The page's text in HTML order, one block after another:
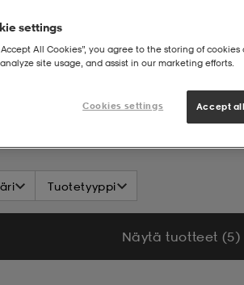
Tuotetyyppi
Näytä tuotteet (5)
settings
All Cookies”, you agree to the storing of
site usage, and assist in our marketing efforts.
Cookies settings Accept